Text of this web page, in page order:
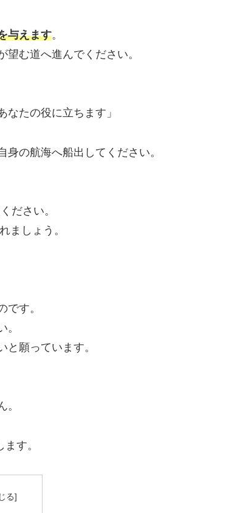
与えます。
む道へ進んでください。
なたの役に立ちます」
の航海へ船出してください。
ださい。
ましょう。
す。
願っています。
す。